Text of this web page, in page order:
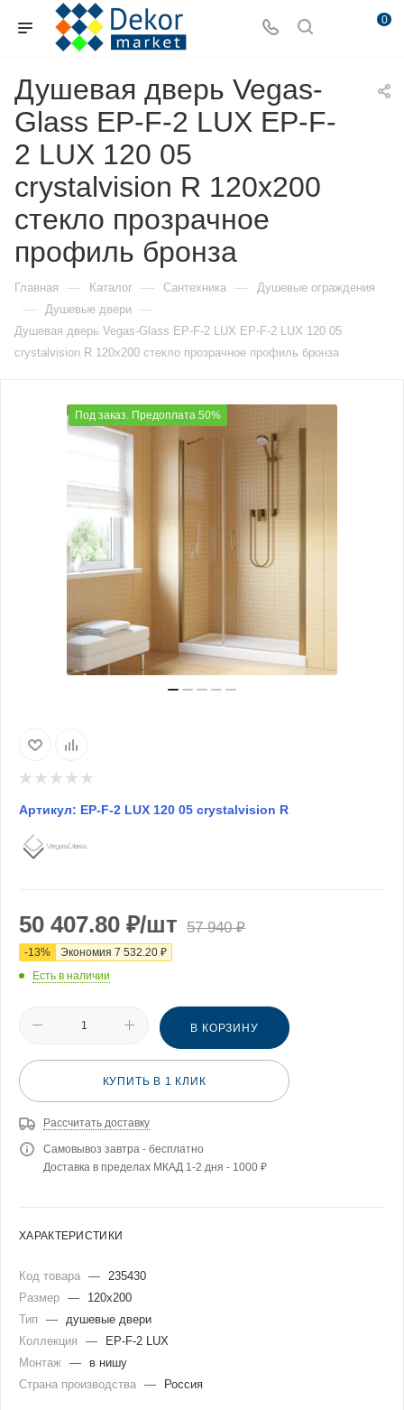
0
Душевая дверь Vegas-
Glass EP-F-2 LUX EP-F-
2 LUX 120 05
crystalvision R 120х200
стекло прозрачное
профиль бронза
Главная — Каталог — Сантехника — Душевые ограждения
— Душевые двери —
Душевая дверь Vegas-Glass EP-F-2 LUX EP-F-2 LUX 120 05
crystalvision R 120х200 стекло прозрачное профиль бронза
Под заказ. Предоплата 50%
Артикул: EP-F-2 LUX 120 05 crystalvision R
50 407.80 ₽/шт 57 940₽
-13% Экономия 7 532.20 ₽
Есть в наличии
В КОРЗИНУ
КУПИТЬ В 1 КЛИК
Рассчитать доставку
Самовывоз завтра - бесплатно
Доставка в пределах МКАД 1-2 дня - 1000 ₽
ХАРАКТЕРИСТИКИ
Код товара —
235430
Размер —
120x200
Тип
—
душевые двери
Коллекция
—
EP-F-2 LUX
Монтаж —
в нишу
Страна производства — Россия